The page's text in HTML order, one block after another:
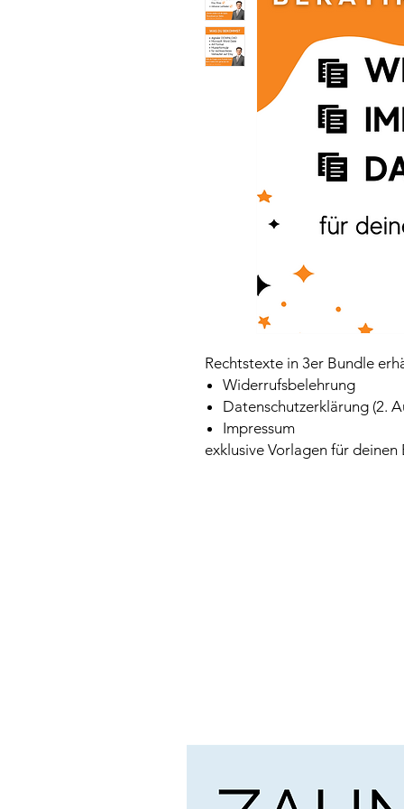
Rechtstexte in 3er Bundle
Widerrufsbelehrung
Datenschutzerklärung (2.
Impressum
exklusive Vorlagen für deinen